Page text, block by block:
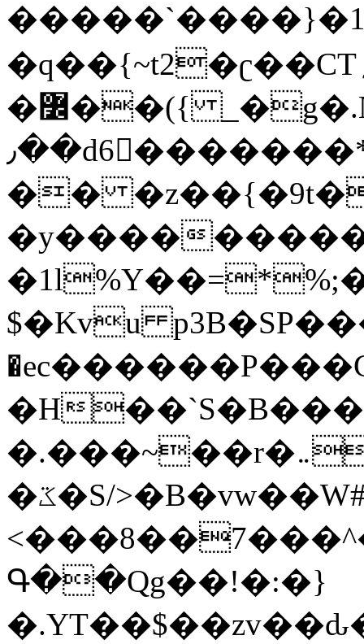
�q��{~t2�ʗ��CT؍���������{�~}ur����u�}o����(�:�j���=����{�۝Vo�An��J^��������M\M�'{{l�i
�߼��({ _�g�.Nfӻg����f7z91o^��̤^�>��2�`�:|#dk�{>�>>&�tsw�Nwo�?
٫��d6򆧇�������*��[|^]oo���NW~zz>�X&�u�=K?
��
�y����
$�Kvu
�H
�.���~��r�޼�}�܅�mؕWu���K}
�ػ�S/>�B�vw��W#�I��*]\W��)Ħ�1��fC}
Գ��Qg��!�:�}